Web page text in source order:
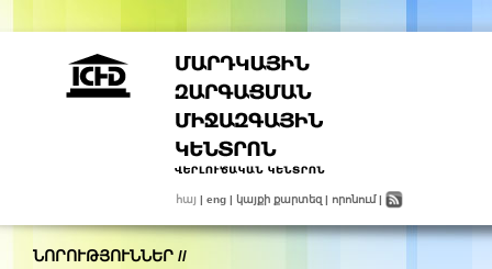
հայ | eng | կայքի քարտեզ | որոնում|
ՆՈՐՈՒԹՅՈՒՆՆԵՐ //